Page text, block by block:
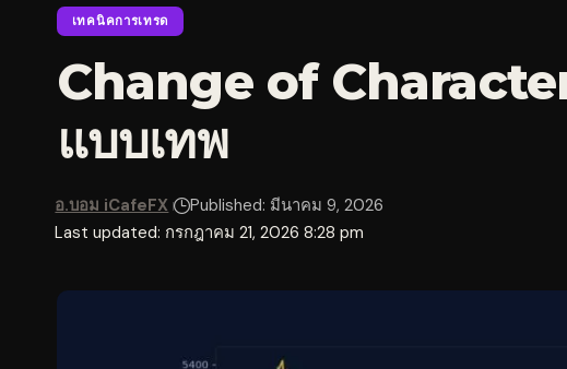
เทคนิคการเทรด
Change of
แบบเทพ
Last updated: กรกฎาคม 21, 2026 8:28 pm
อ.บอม iCafeFX Published: มีนาคม 9, 2026